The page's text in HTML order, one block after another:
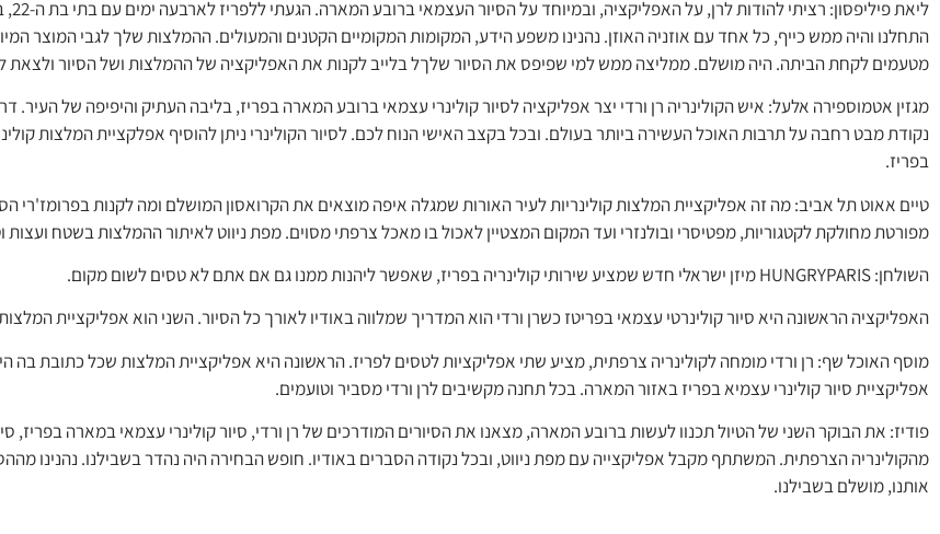
התחלנו והיה ממש כייף, כל אחד עם אוזניה האוזן. נהנינו משפע הידע, המקומות המקומיים הקטנים והמעולים. ההמלצות שלך לגבי המוצר
מטעמים לקחת הביתה. היה מושלם. ממליצה ממש למי שפיפס את הסיור שלךל בלייב לקנות את האפליקציה של ההמלצות ושל הסיור ולצאת
נקודת מבט רחבה על תרבות האוכל העשירה ביותר בעולם. ובכל בקצב האישי הנוח לכם. לסיור הקולינרי ניתן להוסיף אפלקציית המלצות
בפריז.
טיים אאוט תל אביב: מה זה אפליקציית המלצות קולינריות לעיר האורות שמגלה איפה מוצאים את הקרואסון המושלם ומה לקנות בפרומז'רי
מפורטת מחולקת לקטגוריות, מפטיסרי ובולנזרי ועד המקום המצטיין לאכול בו מאכל צרפתי מסוים. מפת ניווט לאיתור ההמלצות בשטח ועצות
השולחן: HUNGRYPARIS מיזן ישראלי חדש שמציע שירותי קולינריה בפריז, שאפשר ליהנות ממנו גם אם אתם לא טסים לשום מקום.
האפליקציה הראשונה היא סיור קולינרטי עצמאי בפריטז כשרן ורדי הוא המדריך שמלווה באודיו לאורך כל הסיור. השני הוא אפליקציית
מוסף האוכל שף: רן ורדי מומחה לקולינריה צרפתית, מציע שתי אפליקציות לטסים לפריז. הראשונה היא אפליקציית המלצות שכל כתובת בה
אפליקציית סיור קולינרי עצמיא בפריז באזור המארה. בכל תחנה מקשיבים לרן ורדי מסביר וטועמים.
פודיז: את הבוקר השני של הטיול תכנוו לעשות ברובע המארה, מצאנו את הסיורים המודרכים של רן ורדי, סיור קולינרי עצמאי במארה
מהקולינריה הצרפתית. המשתתף מקבל אפליקצייה עם מפת ניווט, ובכל נקודה הסברים באודיו. חופש הבחירה היה נהדר בשבילנו. נהנינו
אותנו, מושלם בשבילנו.